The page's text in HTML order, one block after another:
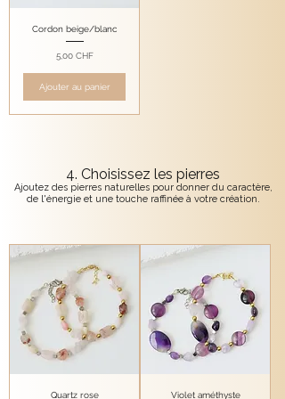
Cordon beige/blanc
Prix
5,00 CHF
Ajouter au panier
4. Choisissez les pierres
Ajoutez des pierres naturelles pour donner du caractère,
de l'énergie et une touche raffinée à votre création.
Quartz rose Violet améthyste